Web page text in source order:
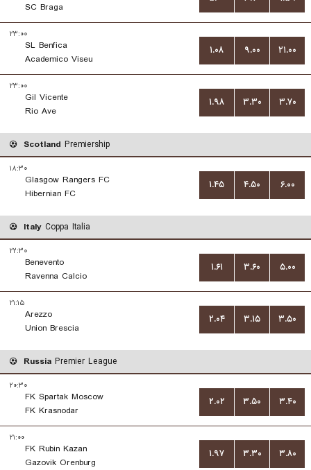
SC Braga
۲۳:۰۰
SL Benfica
Academico Viseu
۱.۰۸ ۹.۰۰ ۲۱.۰۰
۲۳:۰۰
Gil Vicente
Rio Ave
۱.۹۸ ۳.۳۰ ۳.۷۰
Scotland Premiership
۱۸:۳۰
Glasgow Rangers FC
Hibernian FC
۱.۴۵ ۴.۵۰ ۶.۰۰
Italy Coppa Italia
۲۲:۳۰
Benevento
Ravenna Calcio
۱.۶۱ ۳.۶۰ ۵.۰۰
۲۱:۱۵
Arezzo
Union Brescia
۲.۰۴ ۳.۱۵ ۳.۵۰
Russia Premier League
۲۰:۳۰
FK Spartak Moscow
FK Krasnodar
۲.۰۲ ۳.۵۰ ۳.۴۰
۲۱:۰۰
FK Rubin Kazan
Gazovik Orenburg
۱.۹۷ ۳.۳۰ ۳.۸۰